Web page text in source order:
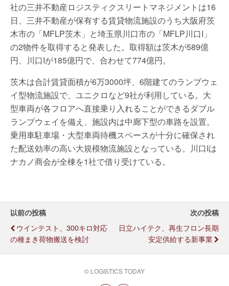
社の三井不動産ロジスティクスリートマネジメントは16
日、三井不動産が保有する賃貸物流施設のうち大阪府茨
木市の「MFLP茨木」と埼玉県川口市の「MFLP川口I」
の2物件を取得すると発表した。取得額は茨木が589億
円、川口Iが185億円で、合わせて774億円。
茨木は合計賃貸面積が6万3000坪、6階建てのランプウェ
イ型物流施設で、ユニクロなど9社が利用している。大
型車両が各フロアへ直接乗り入れることができるダブル
ランプウェイを備え、施設内は中廊下型の車路を設置。
乗用車駐車場・大型車両待機スペースが十分に確保され
た配送効率の高い大規模物流施設となっている。川口Iは
ナカノ商会が全棟を1社で借り受けている。
以前の投稿
ウインテスト、300キロ対応
の種まき荷物搬送を検討
次の投稿
日立ハイテク、再生フロン長期
安定供給する新事業
© LOGISTICS TODAY